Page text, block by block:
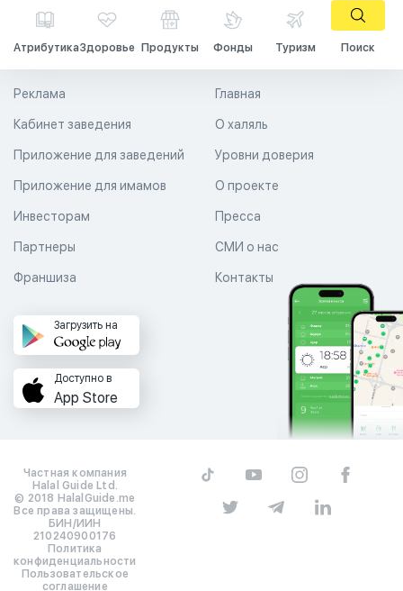
АтрибутикаЗдоровье Продукты Фонды Туризм Поиск
Главная
О халяль
Уровни доверия
Реклама
Кабинет заведения
Приложение для заведений
Приложение для имамов О проекте
Пресса
СМИ о нас
Контакты
Инвесторам
Партнеры
Франшиза
Загрузить на
Доступно в
App Store
Частная компания
Halal Guide Ltd.
© 2018 HalalGuide.me
Все права защищены.
БИН/ИИН
210240900176
Политика
конфиденциальности
Пользовательское
соглашение